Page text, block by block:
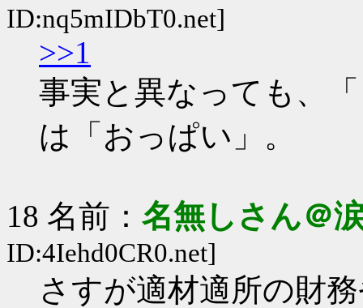
ID:nq5mIDbT0.net]
>>1
事実と異なっても、
は「おっぱい」。
18 名前： 名無しさん＠
ID:4Iehd0CR0.net]
さすが適材適所の財